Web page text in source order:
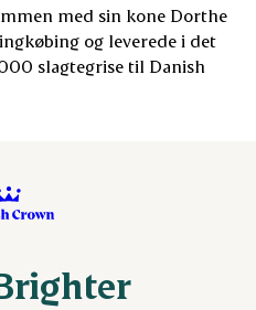
med sin kone Dorthe
og leverede i det
slagtegrise til Danish